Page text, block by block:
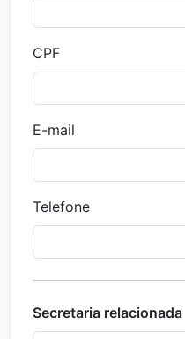
CPF
E-mail
Telefone
Secretaria relacionada